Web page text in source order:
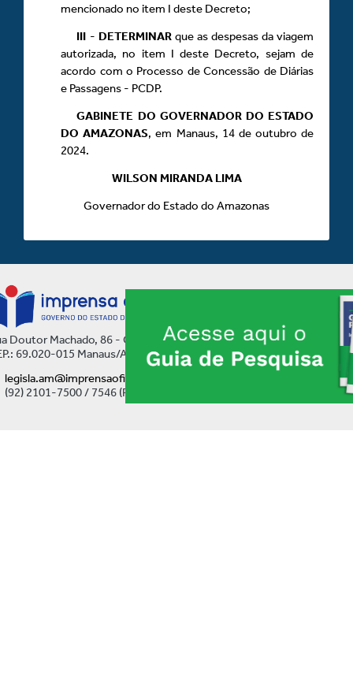
mencionado no item I deste Decreto;
III - DETERMINARque as despesas da viagem
autorizada, no item I deste Decreto, sejam de
acordo com o Processo de Concessão de Diárias
e Passagens - PCDP.
GABINETE DO GOVERNADOR DO ESTADO
DO AMAZONAS, em Manaus, 14 de outubro de
2024.
WILSON MIRANDA LIMA
Governador do Estado do Amazonas
Doutor Machado, 86 - Centro
69.020-015 Manaus/AM
legisla.am@imprensaoficial.am.gov.br
(92) 2101-7500 / 7546 (Ramal)